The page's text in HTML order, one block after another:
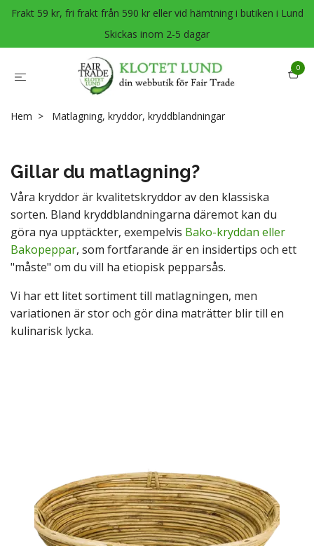
Frakt 59 kr, fri frakt från 590 kr eller vid hämtning i butiken i Lund
Skickas inom 2-5 dagar
0
Hem Matlagning, kryddor, kryddblandningar
Gillar du matlagning?
Våra kryddor är kvalitetskryddor av den klassiska
sorten. Bland kryddblandningarna däremot kan du
göra nya upptäckter, exempelvis Bako-kryddan eller
Bakopeppar, som fortfarande är en insidertips och ett
"måste" om du vill ha etiopisk pepparsås.
Vi har ett litet sortiment till matlagningen, men
variationen är stor och gör dina maträtter blir till en
kulinarisk lycka.